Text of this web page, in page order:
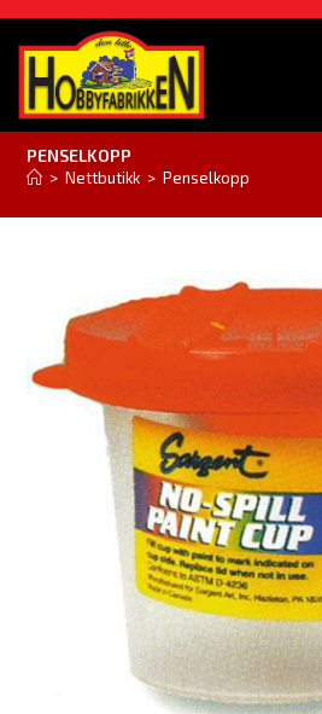
PENSELKOPP
> Nettbutikk > Penselkopp